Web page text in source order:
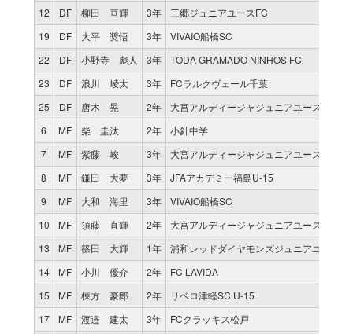
12
DF 柳田 亘輝 3年 三郷ジュニアユースFC
19
DF 大平 奨悟 3年 VIVAIO船橋SC
22
DF 小野寺 彪人 3年 TODA GRAMADO NINHOS FC
23
DF 浪川 崚太 3年 FCラルクヴェール千葉
25
DF 唐木 晃 2年 大宮アルディージャジュニアユース
6
MF 柴 圭汰 2年 小針中学
7
MF 紫藤 峻 3年 大宮アルディージャジュニアユース
8
MF 鎌田 大夢 3年 JFAアカデミー福島U-15
9
MF 大和 海里 3年 VIVAIO船橋SC
10
MF 須藤 直輝 2年 大宮アルディージャジュニアユース
13
MF 篠田 大輝 1年 浦和レッドダイヤモンズジュニアユース
14
MF 小川 優介 2年 FC LAVIDA
15
MF 棟方 豪郎 2年 リベロ津軽SC U-15
17
MF 渡邉 建太 3年 FCクラッキス松戸